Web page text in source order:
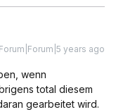
Forum|Forum|5 years ago
wenn
total diesem
gearbeitet wird.